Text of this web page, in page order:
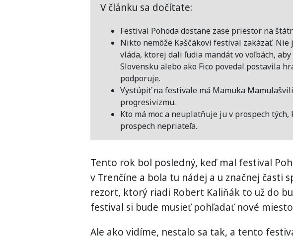
V článku sa dočítate:
Festival Pohoda dostane zase priestor na
Nikto nemôže Kaščákovi festival zakázať. Nie
vláda, ktorej dali ľudia mandát vo voľbách,
Slovensku alebo ako Fico povedal postavila
podporuje.
Vystúpiť na festivale má Mamuka
progresivizmu.
Kto má moc a neuplatňuje ju v prospech
prospech nepriateľa.
Tento rok bol posledný, keď mal festival
v Trenčíne a bola tu nádej a u značnej časti
rezort, ktorý riadi Robert Kaliňák to už do
festival si bude musieť pohľadať nové
Ale ako vidíme, nestalo sa tak, a tento